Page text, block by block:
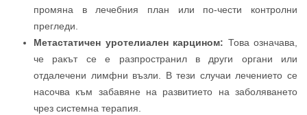
промяна в лечебния план или по-чести контролни
прегледи.
Метастатичен уротелиален карцином: Това означава,
че ракът се е разпространил в други органи или
отдалечени лимфни възли. В тези случаи лечението се
насочва към забавяне на развитието на заболяването
чрез системна терапия.